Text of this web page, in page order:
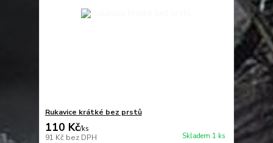
Rukavice krátké bez prstů
110 Kč/ks
91 Kč bez DPH Skladem 1 ks